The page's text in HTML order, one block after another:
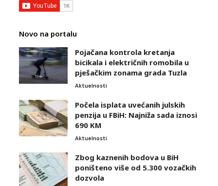
Novo na portalu
Pojačana kontrola kretanja
bicikala i električnih romobila u
pješačkim zonama grada Tuzla
Aktuelnosti
Počela isplata uvećanih julskih
penzija u FBiH: Najniža sada iznosi
690 KM
Aktuelnosti
Zbog kaznenih bodova u BiH
poništeno više od 5.300 vozačkih
dozvola